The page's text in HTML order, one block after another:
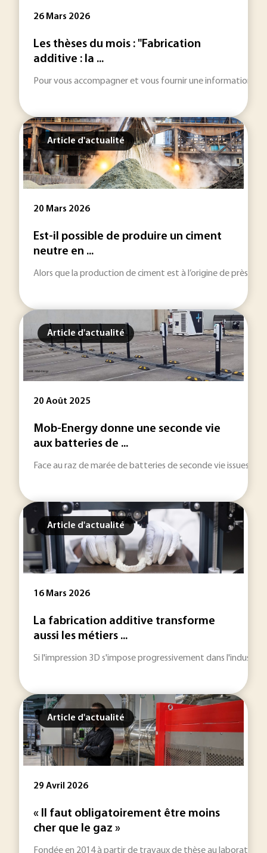
26 Mars 2026
Les thèses du mois : "Fabrication
additive : la ...
Pour vous accompagner et vous fournir une information
Article d'actualité
20 Mars 2026
Est-il possible de produire un ciment
neutre en ...
Alors que la production de ciment est à l’origine de près de
Article d'actualité
20 Août 2025
Mob-Energy donne une seconde vie
aux batteries de ...
Face au raz de marée de batteries de seconde vie issues
Article d'actualité
16 Mars 2026
La fabrication additive transforme
aussi les métiers ...
Si l'impression 3D s'impose progressivement dans
Article d'actualité
29 Avril 2026
« Il faut obligatoirement être moins
cher que le gaz »
Fondée en 2014 à partir de travaux de thèse au laboratoire